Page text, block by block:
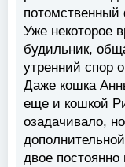
Уже некоторое
будильник,
утренний спор
Даже кошка
еще и кошкой
озадачивало,
двое